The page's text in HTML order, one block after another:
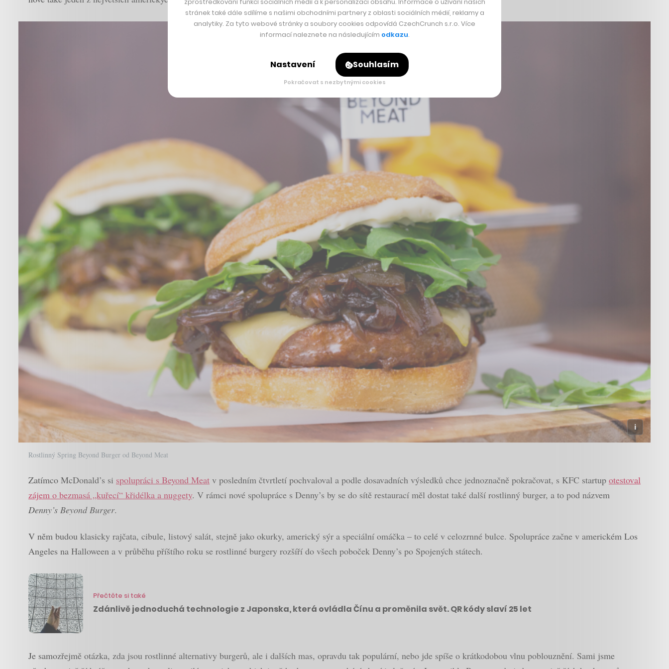
Rostlinný Spring Beyond Burger od Beyond Meat
Zatímco McDonald’s si spolupráci s Beyond Meat v posledním čtvrtletí pochvaloval a podle dosavadních výsledků chce jednoznačně pokračovat, s KFC startup otestoval
zájem o bezmasá „kuřecí“ křidélka a nuggety. V rámci nové spolupráce s Denny’s by se do sítě restaurací měl dostat také další rostlinný burger, a to pod názvem
Denny’s Beyond Burger.
V něm budou klasicky rajčata, cibule, listový salát, stejně jako okurky, americký sýr a speciální omáčka – to celé v celozrnné bulce. Spolupráce začne v americkém Los
Angeles na Halloween a v průběhu příštího roku se rostlinné burgery rozšíří do všech poboček Denny’s po Spojených státech.
Přečtěte si také
Zdánlivě jednoduchá technologie z Japonska, která ovládla Čínu a proměnila svět. QR kódy slaví 25 let
Je samozřejmě otázka, zda jsou rostlinné alternativy burgerů, ale i dalších mas, opravdu tak populární, nebo jde spíše o krátkodobou vlnu poblouznění. Sami jsme
stránek také dále sdílíme s našimi obchodními partnery z oblasti sociálních médií, reklamy a
analytiky. Za tyto webové stránky a soubory cookies odpovídá CzechCrunch s.r.o. Více
informací naleznete na následujícím odkazu.
Nastavení Souhlasím
Pokračovat s nezbytnými cookies